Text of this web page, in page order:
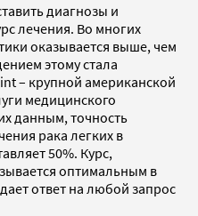
диагнозы и
лечения. Во многих
оказывается выше, чем
этому стала
– крупной американской
медицинского
данным, точность
рака легких в
50%. Курс,
оптимальным в
ответ на любой запрос